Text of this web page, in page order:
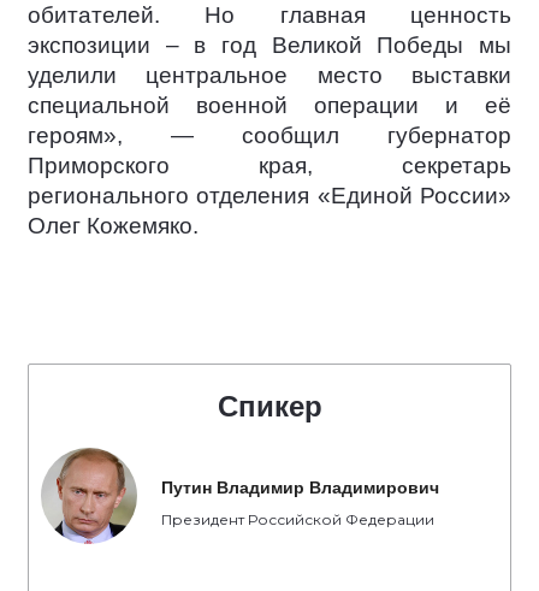
обитателей. Но главная ценность
экспозиции – в год Великой Победы мы
уделили центральное место выставки
специальной военной операции и её
героям», — сообщил губернатор
Приморского края, секретарь
регионального отделения «Единой России»
Олег Кожемяко.
Спикер
Путин Владимир Владимирович
Президент Российской Федерации